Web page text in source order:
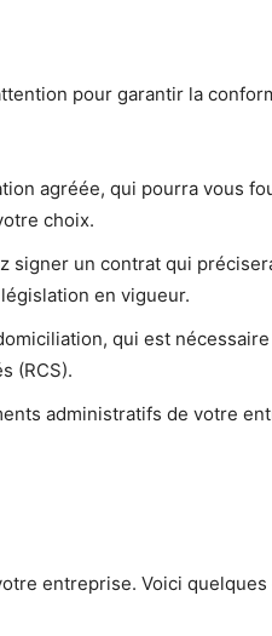
pour garantir la
agréée, qui pourra vous
choix.
signer un contrat qui
en vigueur.
qui est
(RCS).
administratifs de votre
entreprise. Voici